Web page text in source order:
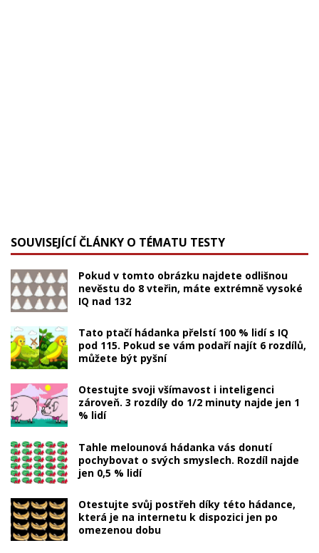
SOUVISEJÍCÍ ČLÁNKY O TÉMATU TESTY
Pokud v tomto obrázku najdete odlišnou
nevěstu do 8 vteřin, máte extrémně vysoké
IQ nad 132
Tato ptačí hádanka přelstí 100 % lidí s IQ
pod 115. Pokud se vám podaří najít 6 rozdílů,
můžete být pyšní
Otestujte svoji všímavost i inteligenci
zároveň. 3 rozdíly do 1/2 minuty najde jen 1
% lidí
Tahle melounová hádanka vás donutí
pochybovat o svých smyslech. Rozdíl najde
jen 0,5 % lidí
Otestujte svůj postřeh díky této hádance,
která je na internetu k dispozici jen po
omezenou dobu